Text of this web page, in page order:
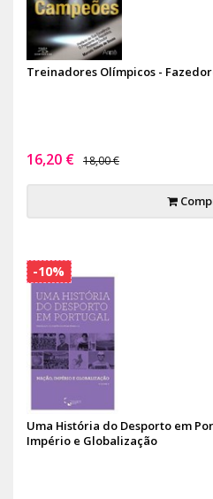
Treinadores Olímpicos -
16,20 € 18,00 €
Uma História do Desporto em
Império e Globalização
-10%